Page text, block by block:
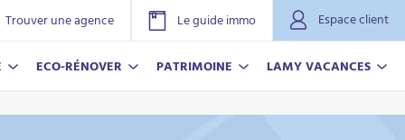
Trouver une agence Le guide immo
Espace client
ECO-RÉNOVER PATRIMOINE LAMY VACANCES